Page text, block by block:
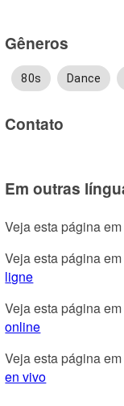
Gêneros
80s Dance
Contato
Em outras
Veja esta página
Veja esta página
ligne
Veja esta página
online
Veja esta página
en vivo